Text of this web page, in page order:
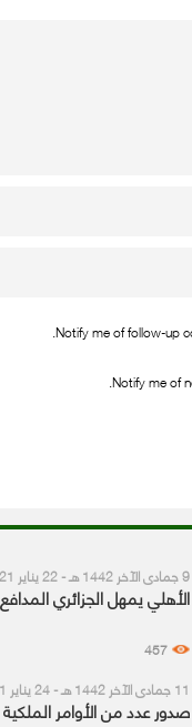
Notify me of follow-up
Notify me of
9 جمادى الآخر 1442 هـ - 22 يناير 2021 م
الأهلي يمهل الجزائري
457
11 جمادى الآخر 1442 هـ - 24 يناير 2021 م
صدور عدد من الأوامر